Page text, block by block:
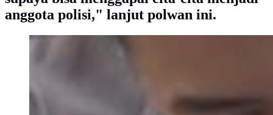
anggota polisi," lanjut polwan ini.